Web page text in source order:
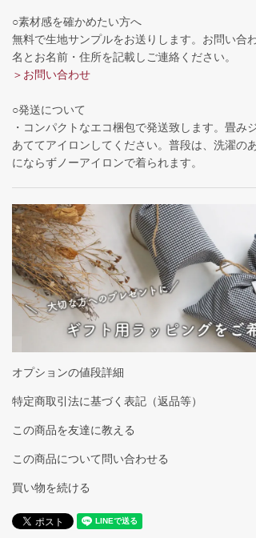
○素材感を確かめたい方へ
無料で生地サンプルをお送りします。お問い合
名とお名前・住所を記載しご連絡ください。
＞お問い合わせ
○発送について
・コンパクトなエコ梱包で発送致します。畳み
あててアイロンしてください。普段は、洗濯の
にならずノーアイロンで着られます。
オプションの値段詳細
特定商取引法に基づく表記（返品等）
この商品を友達に教える
この商品について問い合わせる
買い物を続ける